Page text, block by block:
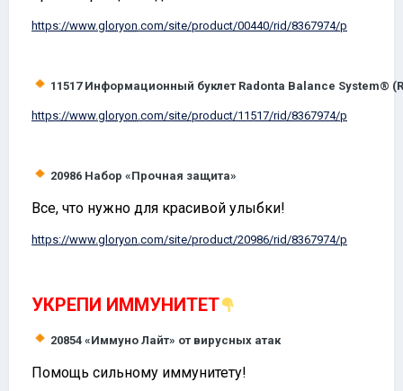
https://www.gloryon .com/site/product/00440/rid/8367974/p
11517 Информационный буклет Radonta Balance System®
https://www.gloryon .com/site/product/11517/rid/8367974/p
20986 Набор «Прочная защита»
Все, что нужно для красивой улыбки!
https://www.gloryon .com/site/product/20986/rid/8367974/p
УКРЕПИ ИММУНИТЕТ
20854«Иммуно Лайт» от вирусных атак
Помощь сильному иммунитету!